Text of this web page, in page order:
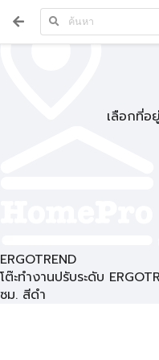
เลือกที่อ
ERGOTREND
โต๊ะทำงานปรับระดับ
ซม. สีดำ